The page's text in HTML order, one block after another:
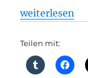
„Radverkehr:
weiterlesen
Teilen mit: